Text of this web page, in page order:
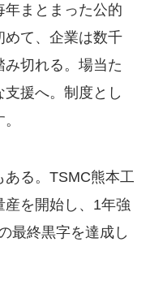
まとまった公的
めて、企業は数千
切れる。場当た
支援へ。制度とし
る。TSMC熊本工
を開始し、1年強
最終黒字を達成し